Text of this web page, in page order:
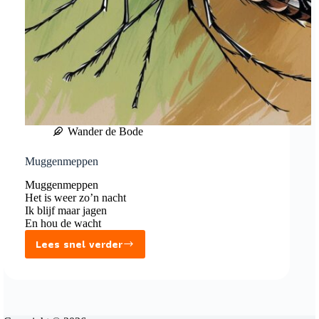
Wander de Bode
Muggenmeppen
Muggenmeppen
Het is weer zo’n nacht
Ik blijf maar jagen
En hou de wacht
Lees snel verder
Muggenmeppen